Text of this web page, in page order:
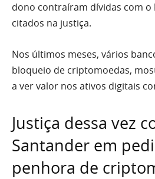
dono contraíram dívidas com o
citados na justiça.
Nos últimos meses, vários
bloqueio de criptomoedas,
a ver valor nos ativos digitais
Justiça dessa vez
Santander em
penhora de